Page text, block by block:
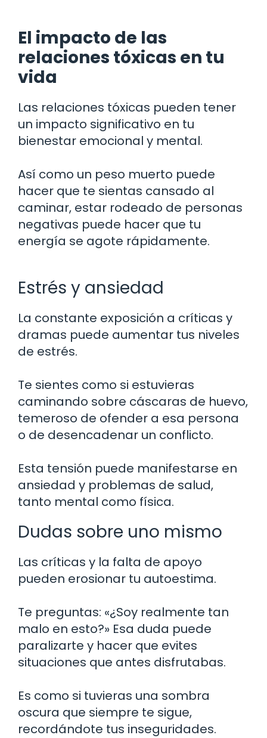
El impacto de las
relaciones tóxicas en tu
vida
Las relaciones tóxicas pueden tener
un impacto significativo en tu
bienestar emocional y mental.
Así como un peso muerto puede
hacer que te sientas cansado al
caminar, estar rodeado de personas
negativas puede hacer que tu
energía se agote rápidamente.
Estrés y ansiedad
La constante exposición a críticas y
dramas puede aumentar tus niveles
de estrés.
Te sientes como si estuvieras
caminando sobre cáscaras de huevo,
temeroso de ofender a esa persona
o de desencadenar un conflicto.
Esta tensión puede manifestarse en
ansiedad y problemas de salud,
tanto mental como física.
Dudas sobre uno mismo
Las críticas y la falta de apoyo
pueden erosionar tu autoestima.
Te preguntas: «¿Soy realmente tan
malo en esto?» Esa duda puede
paralizarte y hacer que evites
situaciones que antes disfrutabas.
Es como si tuvieras una sombra
oscura que siempre te sigue,
recordándote tus inseguridades.